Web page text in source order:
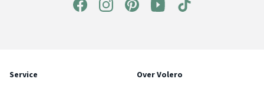
Service Over Volero